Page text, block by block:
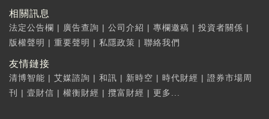
相關訊息
法定公告欄 | 廣告查詢 | 公司介紹 | 專欄邀稿 | 投資者關係 |
版權聲明 | 重要聲明 | 私隱政策 | 聯絡我們
友情鏈接
清博智能 | 艾媒諮詢 | 和訊 | 新時空 | 時代財經 | 證券市場周
刊
| 壹財信 | 權衡財經 | 攬富財經 | 更多...